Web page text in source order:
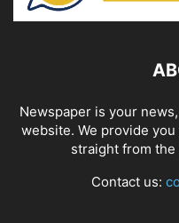
Newspaper is your
website. We provide
straight from
Contact us: